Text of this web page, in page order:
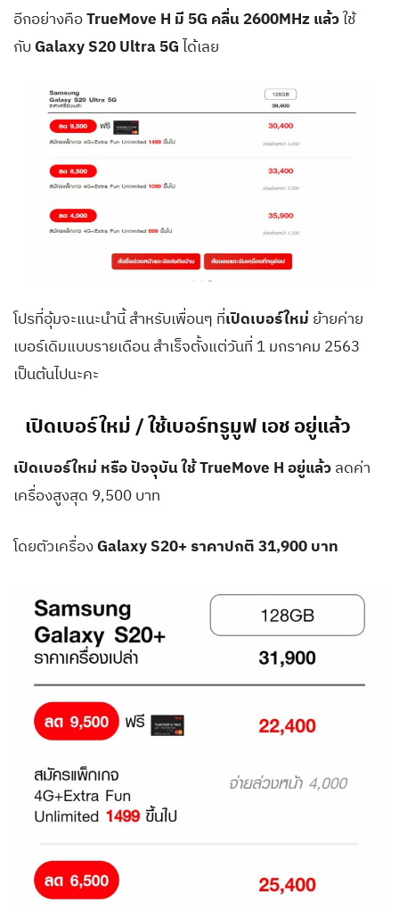
อีกอย่างคือTrueMove H มี 5G คลื่น 2600MHz แล้วใช้
กับGalaxy S20 Ultra 5G ได้เลย
โปรที่อุ้มจะแนะนำนี้ สำหรับเพื่อนๆ ที่เปิดเบอร์ใหม่ ย้ายค่าย
เบอร์เดิมแบบรายเดือน สำเร็จตั้งแต่วันที่ 1 มกราคม 2563
เป็นต้นไปนะคะ
เปิดเบอร์ใหม่ / ใช้เบอร์ทรูมูฟ เอช อยู่แล้ว
เปิดเบอร์ใหม่ หรือ ปัจจุบัน ใช้ TrueMove H อยู่แล้ว ลดค่า
เครื่องสูงสุด 9,500 บาท
โดยตัวเครื่องGalaxy S20+ ราคาปกติ 31,900 บาท